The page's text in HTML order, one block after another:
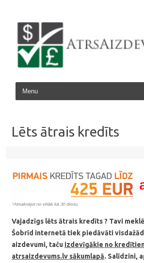
Skip to content
Lēts ātrais kredīts
Vajadzīgs lēts ātrais kredīts ? Tavi
Šobrīd internetā tiek piedāvāti
aizdevumi, taču izdevīgākie no
atrsaizdevums.lv sākumlapā. Salīdzini,